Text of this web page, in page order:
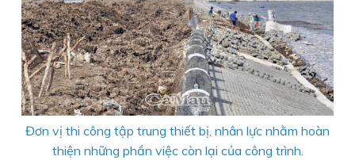
Đơn vị thi công tập trung thiết bị, nhân lực nhằm hoàn
thiện những phần việc còn lại của công trình.